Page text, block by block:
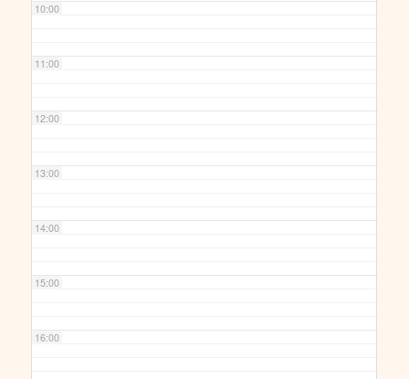
10:00
11:00
12:00
13:00
14:00
15:00
16:00